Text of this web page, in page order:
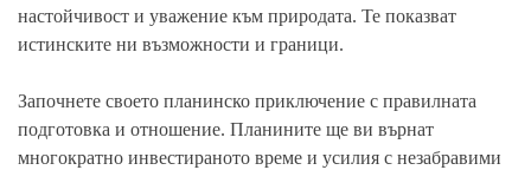
настойчивост и уважение към природата. Те показват
истинските ни възможности и граници.
Започнете своето планинско приключение с правилната
подготовка и отношение. Планините ще ви върнат
многократно инвестираното време и усилия с незабравими